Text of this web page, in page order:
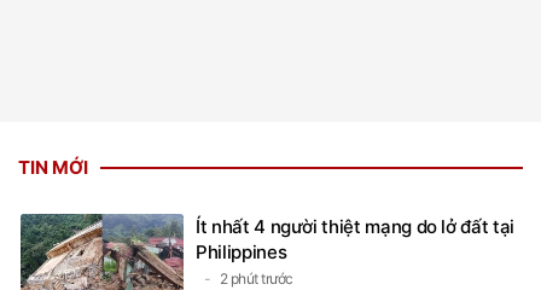
TIN MỚI
Ít nhất 4 người thiệt mạng do lở đất tại
Philippines
2 phút trước